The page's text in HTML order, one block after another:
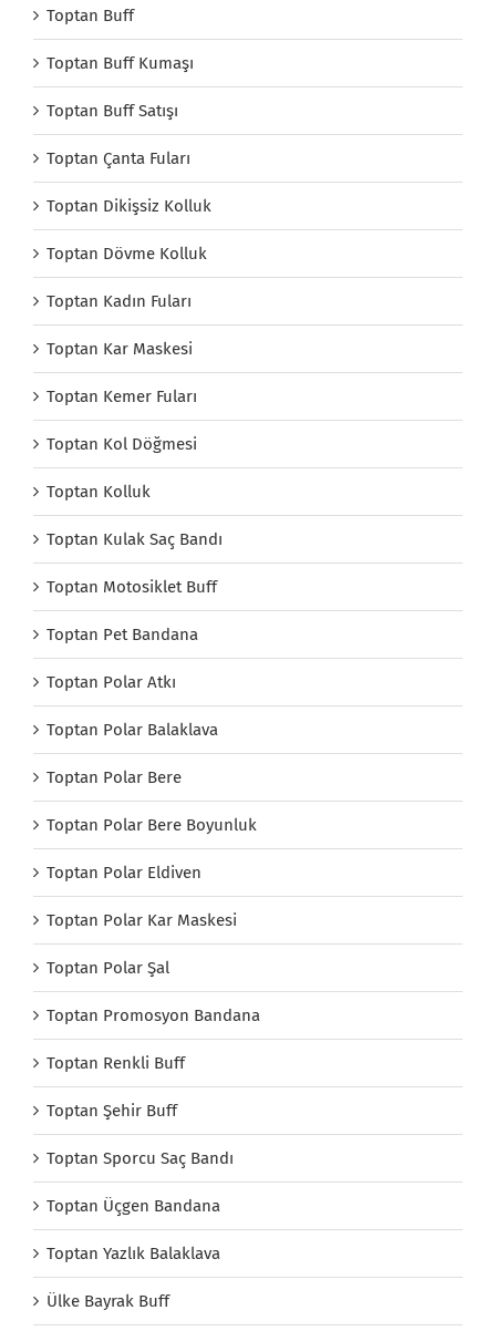
Toptan Buff
Toptan Buff Kumaşı
Toptan Buff Satışı
Toptan Çanta Fuları
Toptan Dikişsiz Kolluk
Toptan Dövme Kolluk
Toptan Kadın Fuları
Toptan Kar Maskesi
Toptan Kemer Fuları
Toptan Kol Döğmesi
Toptan Kolluk
Toptan Kulak Saç Bandı
Toptan Motosiklet Buff
Toptan Pet Bandana
Toptan Polar Atkı
Toptan Polar Balaklava
Toptan Polar Bere
Toptan Polar Bere Boyunluk
Toptan Polar Eldiven
Toptan Polar Kar Maskesi
Toptan Polar Şal
Toptan Promosyon Bandana
Toptan Renkli Buff
Toptan Şehir Buff
Toptan Sporcu Saç Bandı
Toptan Üçgen Bandana
Toptan Yazlık Balaklava
Ülke Bayrak Buff